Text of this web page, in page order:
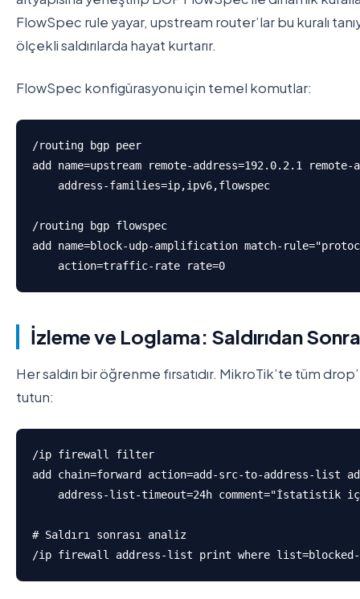
FlowSpec rule yayar, upstream router’lar bu kuralı
ölçekli saldırılarda hayat kurtarır.
FlowSpec konfigürasyonu için temel komutlar:
/routing bgp peer
add name=upstream remote-address=192.0.2.1 remote-
    address-families=ip,ipv6,flowspec
/routing bgp flowspec
add name=block-udp-amplification match-
    action=traffic-rate rate=0
İzleme ve Loglama: Saldırıdan
Her saldırı bir öğrenme fırsatıdır. MikroTik’te tüm
tutun:
/ip firewall filter
add chain=forward action=add-src-to-address-list
address-list-timeout=24h comment="İstatistik
# Saldırı sonrası analiz
/ip firewall address-list print where list=blocked-